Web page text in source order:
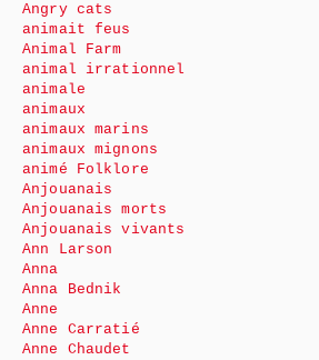
Angry cats
animait feus
Animal Farm
animal irrationnel
animale
animaux
animaux marins
animaux mignons
animé Folklore
Anjouanais
Anjouanais morts
Anjouanais vivants
Ann Larson
Anna
Anna Bednik
Anne
Anne Carratié
Anne Chaudet